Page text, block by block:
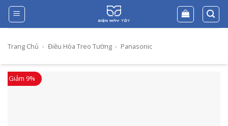
Skip
content
Trang Chủ › Điều Hòa Treo Tường › Panasonic
Giảm 9%